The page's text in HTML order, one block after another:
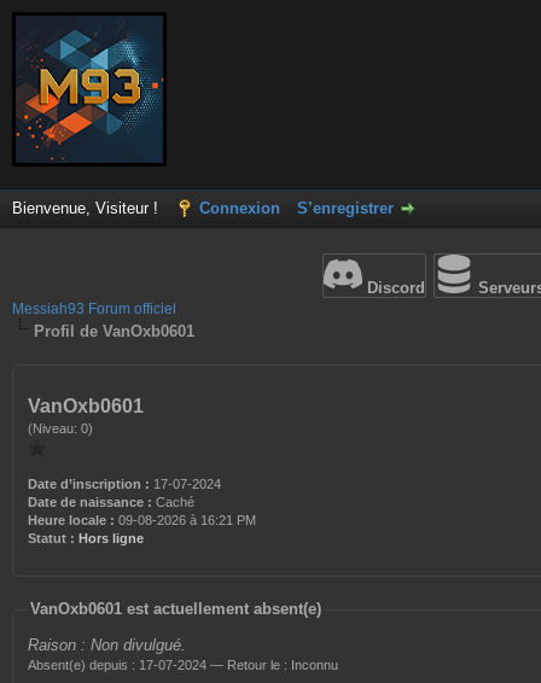
Bienvenue, Visiteur ! Connexion S’enregistrer
Discord
Messiah93 Forum officiel
Profil de VanOxb0601
VanOxb0601
(Niveau: 0)
Date d’inscription : 17-07-2024
Date de naissance : Caché
Heure locale : 09-08-2026 à 16:21 PM
Statut : Hors ligne
VanOxb0601 est actuellement absent(e)
Raison : Non divulgué.
Absent(e) depuis : 17-07-2024 — Retour le : Inconnu